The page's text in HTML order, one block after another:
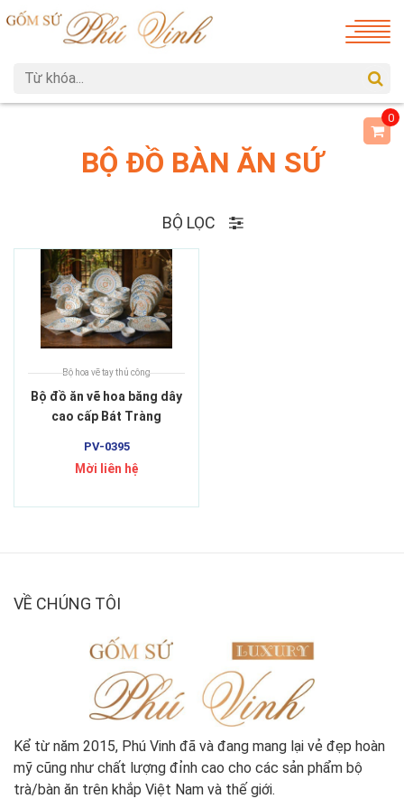
0
BỘ ĐỒ BÀN ĂN SỨ
BỘ LỌC
Bộ hoa vẽ tay thủ công
Bộ đồ ăn vẽ hoa băng dây
cao cấp Bát Tràng
PV-0395
Mời liên hệ
VỀ CHÚNG TÔI
Kể từ năm 2015, Phú Vinh đã và đang mang lại vẻ đẹp hoàn
mỹ cũng như chất lượng đỉnh cao cho các sản phẩm bộ
trà/bàn ăn trên khắp Việt Nam và thế giới.